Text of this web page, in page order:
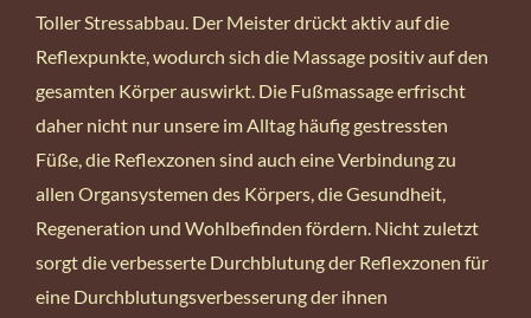
Toller Stressabbau. Der Meister drückt aktiv auf die
Reflexpunkte, wodurch sich die Massage positiv auf den
gesamten Körper auswirkt. Die Fußmassage erfrischt
daher nicht nur unsere im Alltag häufig gestressten
Füße, die Reflexzonen sind auch eine Verbindung zu
allen Organsystemen des Körpers, die Gesundheit,
Regeneration und Wohlbefinden fördern. Nicht zuletzt
sorgt die verbesserte Durchblutung der Reflexzonen für
eine Durchblutungsverbesserung der ihnen